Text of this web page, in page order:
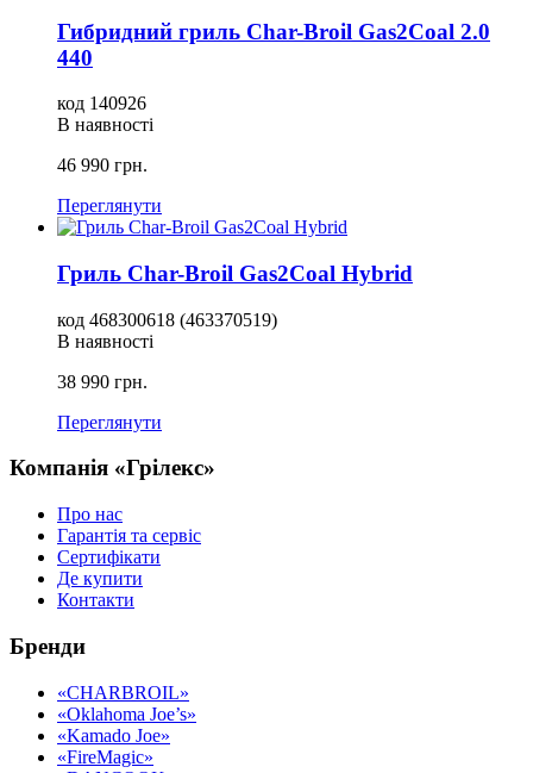
Гибридний гриль Char-Broil Gas2Coal 2.0
440
код 140926
В наявності
46 990 грн.
Переглянути
Гриль Char-Broil Gas2Coal Hybrid
код 468300618 (463370519)
В наявності
38 990 грн.
Переглянути
Компанія «Грілекс»
Про нас
Гарантія та сервіс
Сертифікати
Де купити
Контакти
Бренди
«CHARBROIL»
«Oklahoma Joe’s»
«Kamado Joe»
«FireMagic»